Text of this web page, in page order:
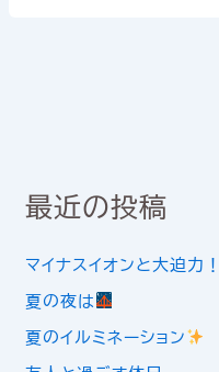
最近の投稿
マイナスイオンと大迫力
夏の夜は
夏のイルミネーション